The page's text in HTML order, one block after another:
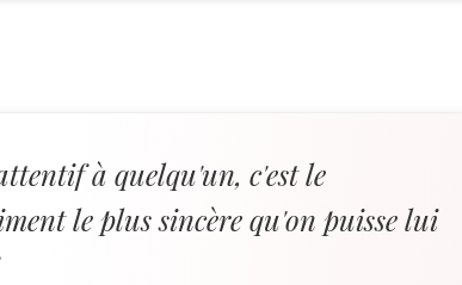
à quelqu'un, c'est le
le plus sincère qu'on puisse lui